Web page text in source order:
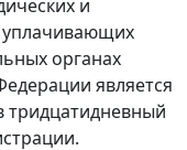
и
уплачивающих
органах
является
тридцатидневный